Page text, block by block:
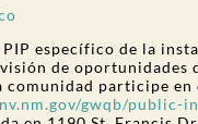
específico de la
de
comunidad participe
gwqb/public-